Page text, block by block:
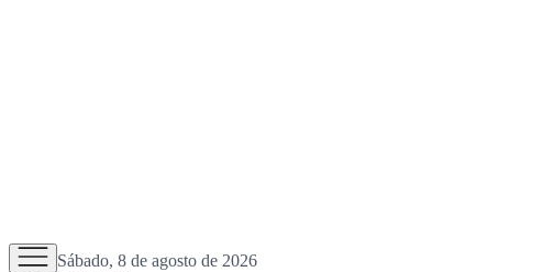
Sábado, 8 de agosto de 2026